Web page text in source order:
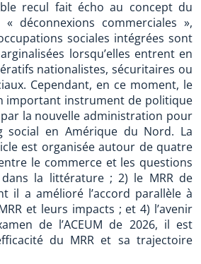
recul fait écho au concept du
déconnexions commerciales »,
sociales intégrées sont
lorsqu’elles entrent en
nationalistes, sécuritaires ou
Cependant, en ce moment, le
important instrument de politique
la nouvelle administration pour
social en Amérique du Nord. La
est organisée autour de quatre
le commerce et les questions
la littérature ; 2) le MRR de
il a amélioré l’accord parallèle à
et leurs impacts ; et 4) l’avenir
de l’ACEUM de 2026, il est
du MRR et sa trajectoire